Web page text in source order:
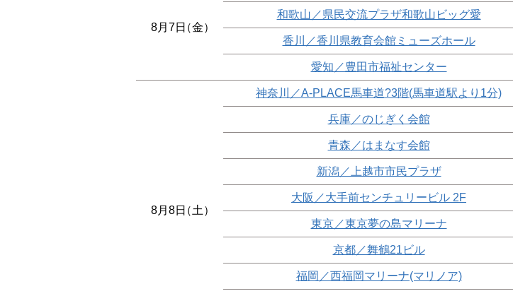
8月7日（金）
和歌山／県民交流プラザ和歌山ビッグ愛
香川／香川県教育会館ミューズホール
愛知／豊田市福祉センター
8月8日（土）
神奈川／A-PLACE馬車道?3階(馬車道駅より1分)
兵庫／のじぎく会館
青森／はまなす会館
新潟／上越市市民プラザ
大阪／大手前センチュリービル 2F
東京／東京夢の島マリーナ
京都／舞鶴21ビル
福岡／西福岡マリーナ(マリノア)